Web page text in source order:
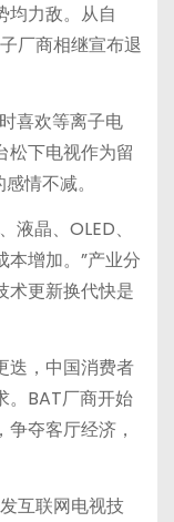
均力敌。从自
厂商相继宣布退
喜欢等离子电
松下电视作为留
情不减。
晶、OLED、
增加。”产业分
术更新换代快是
迭，中国消费者
。BAT厂商开始
夺客厅经济，
互联网电视技